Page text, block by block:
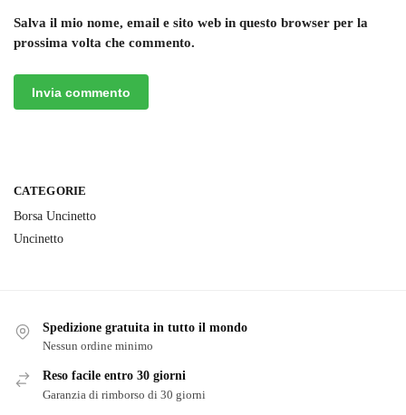
Salva il mio nome, email e sito web in questo browser per la
prossima volta che commento.
CATEGORIE
Borsa Uncinetto
Uncinetto
Spedizione gratuita in tutto il mondo
Nessun ordine minimo
Reso facile entro 30 giorni
Garanzia di rimborso di 30 giorni